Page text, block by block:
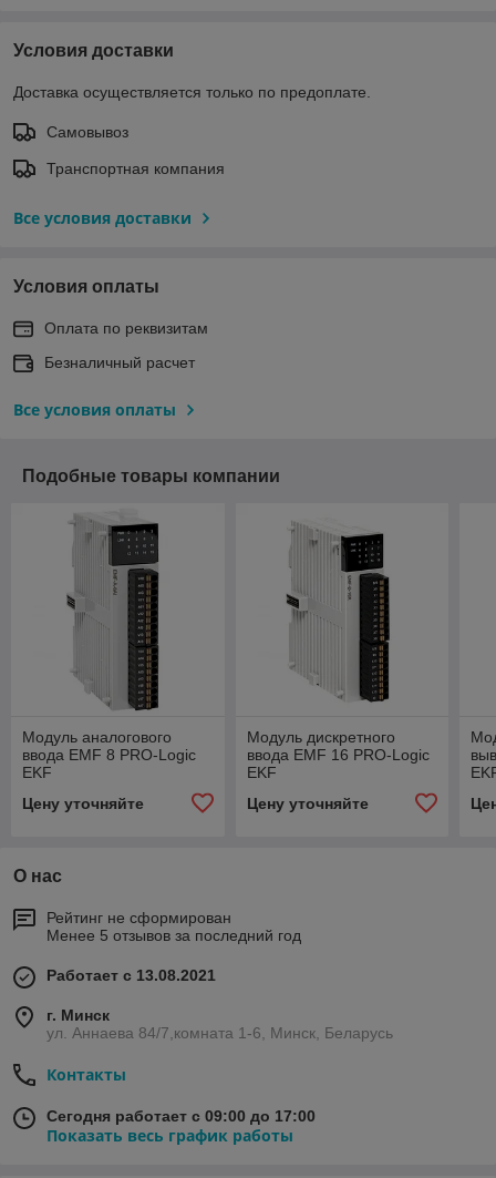
Условия доставки
Доставка осуществляется только по предоплате.
Самовывоз
Транспортная компания
Все условия доставки
Условия оплаты
Оплата по реквизитам
Безналичный расчет
Все условия оплаты
Подобные товары компании
Модуль аналогового
ввода EMF 8 PRO-Logic
EKF
Цену уточняйте
Модуль дискретного
ввода EMF 16 PRO-Logic
EKF
Цену уточняйте
О нас
Рейтинг не сформирован
Менее 5 отзывов за последний год
Работает с 13.08.2021
г. Минск
ул. Аннаева 84/7,комната 1-6, Минск, Беларусь
Контакты
Сегодня работает с 09:00 до 17:00
Показать весь график работы